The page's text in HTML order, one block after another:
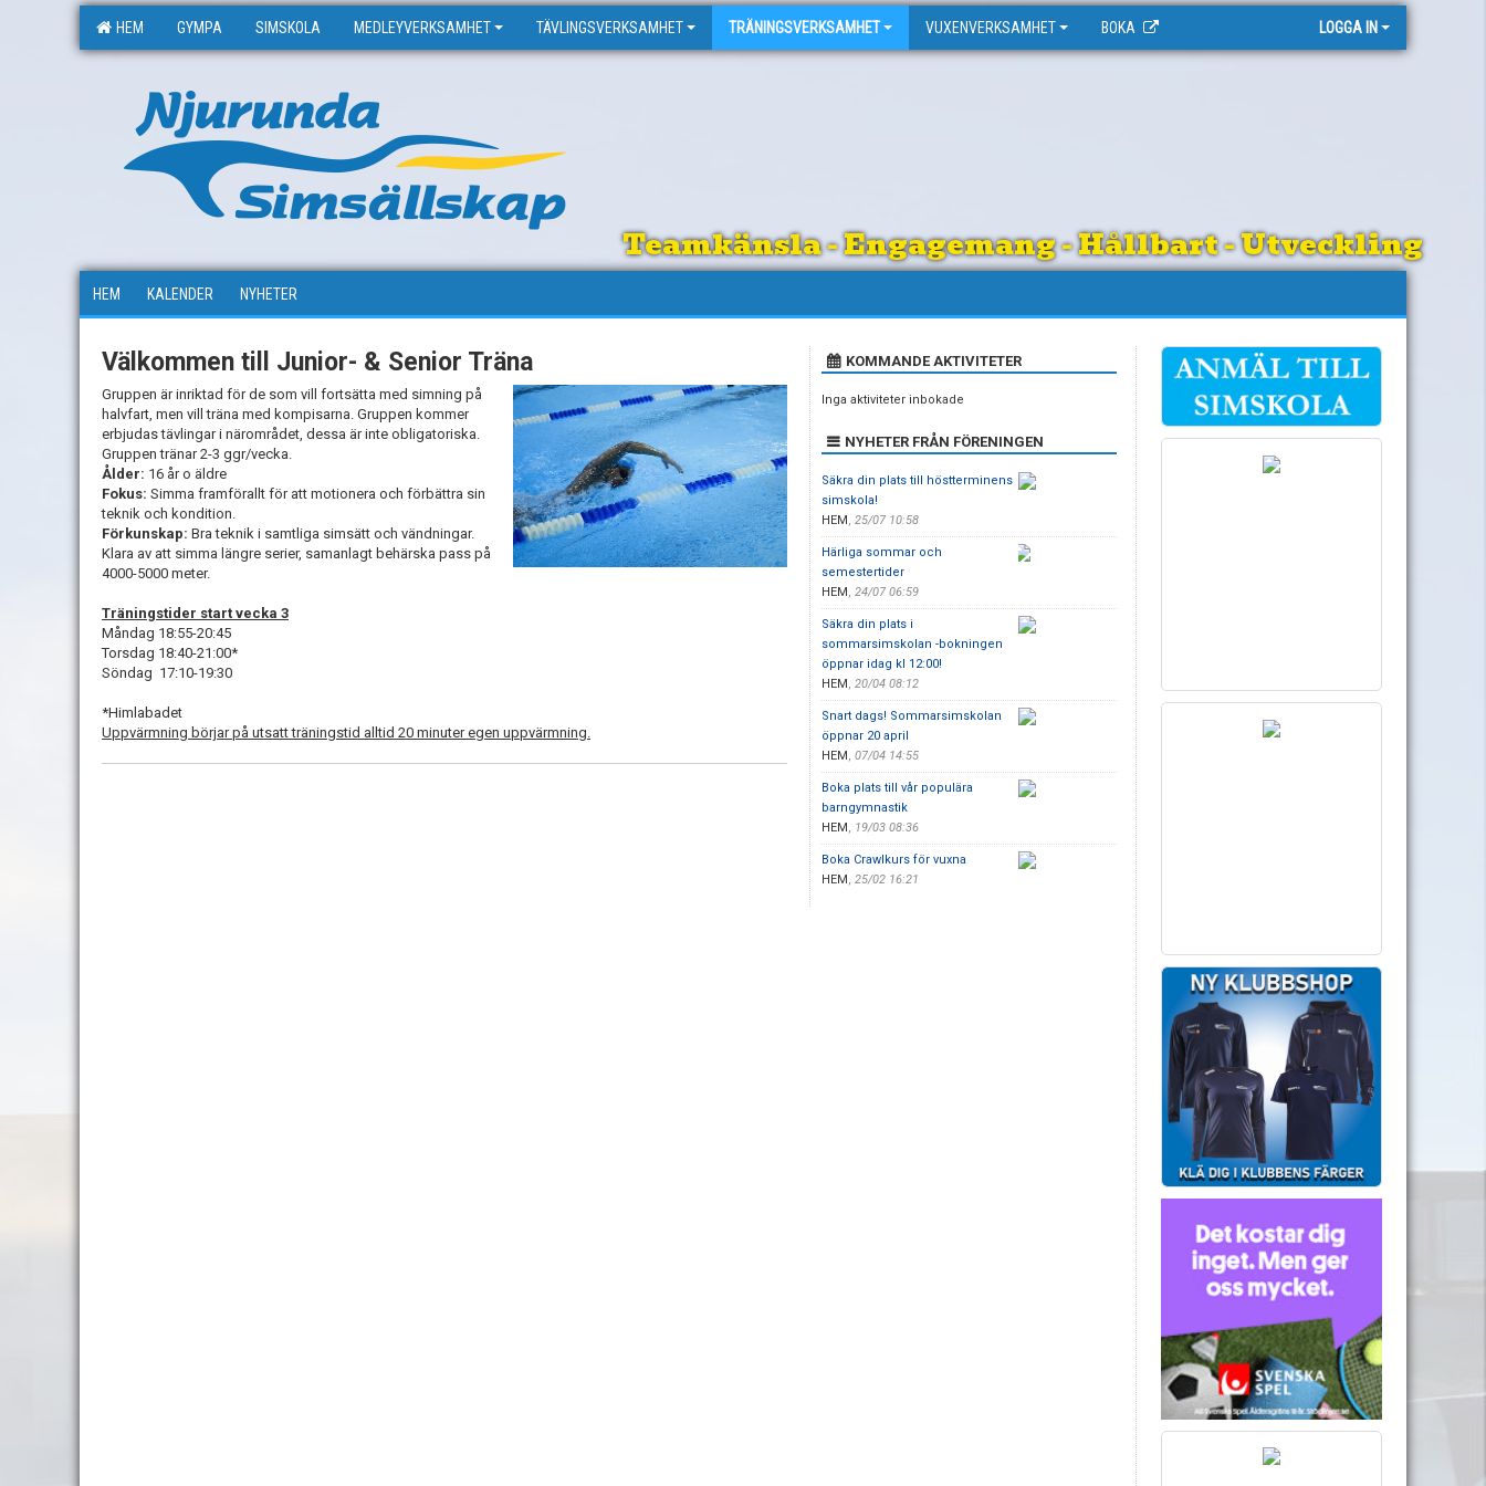
HEM GYMPA SIMSKOLA MEDLEYVERKSAMHET TÄVLINGSVERKSAMHET TRÄNINGSVERKSAMHET VUXENVERKSAMHET BOKA LOGGA IN
Teamkänsla - Engagemang - Hållbart - Utveckling
HEM KALENDER NYHETER
Välkommen till Junior- & Senior Träna
Gruppen är inriktad för de som vill fortsätta med simning på
halvfart, men vill träna med kompisarna. Gruppen kommer
erbjudas tävlingar i närområdet, dessa är inte obligatoriska.
Gruppen tränar 2-3 ggr/vecka.
Ålder: 16 år o äldre
Fokus: Simma framförallt för att motionera och förbättra sin
teknik och kondition.
Förkunskap: Bra teknik i samtliga simsätt och vändningar.
Klara av att simma längre serier, samanlagt behärska pass på
4000-5000 meter.
Träningstider start vecka 3
Måndag 18:55-20:45
Torsdag 18:40-21:00*
Söndag 17:10-19:30
*Himlabadet
Uppvärmning börjar på utsatt träningstid alltid 20 minuter egen uppvärmning.
KOMMANDE AKTIVITETER
Inga aktiviteter inbokade
NYHETER FRÅN FÖRENINGEN
Säkra din plats till höstterminens
simskola!
HEM, 25/07 10:58
Härliga sommar och
semestertider
HEM, 24/07 06:59
Säkra din plats i
sommarsimskolan -bokningen
öppnar idag kl 12:00!
HEM, 20/04 08:12
Snart dags! Sommarsimskolan
öppnar 20 april
HEM, 07/04 14:55
Boka plats till vår populära
barngymnastik
HEM, 19/03 08:36
Boka Crawlkurs för vuxna
HEM, 25/02 16:21